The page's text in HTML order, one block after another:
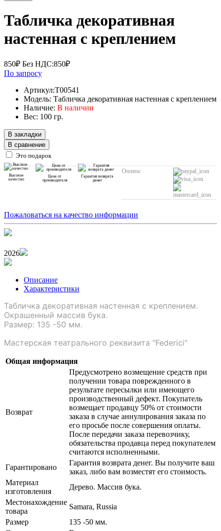
Табличка декоративная
настенная с креплением
850₽ Без НДС:850₽
По запросу
Артикул:T00541
Модель: Табличка декоративная настенная с креплением
Наличие: В наличии
Вес: 100 гр.
В закладки
В сравнение
Это подарок
Высокое
качество
Цена от
производителя
Гарантия возврата
денег
Оплата:
Пожаловаться на качество информации
2026
Описание
Характеристики
Табличка декоративная настенная с креплением.
Окрашенный массив бука.
Размер: 135 -50 мм.
Мастерская театрального реквизита "Federici"
Общая информация
Возврат
Предусмотрено возмещение средств при
получении товара поврежденного в
результате пересылки или имеющего
производственный дефект. Покупатель
возмещает продавцу 50% от стоимости
заказа в случае аннулирования заказа по
его просьбе после совершения оплаты.
После передачи заказа перевозчику,
обязательства продавца перед покупателем
считаются исполненными.
Гарантировано
Гарантия возврата денег. Вы получите ваш
заказ, либо вам возместят его стоимость.
Материал
изготовления
Дерево. Массив бука.
Местонахождение
товара
Samara, Russia
Размер
135 -50 мм.